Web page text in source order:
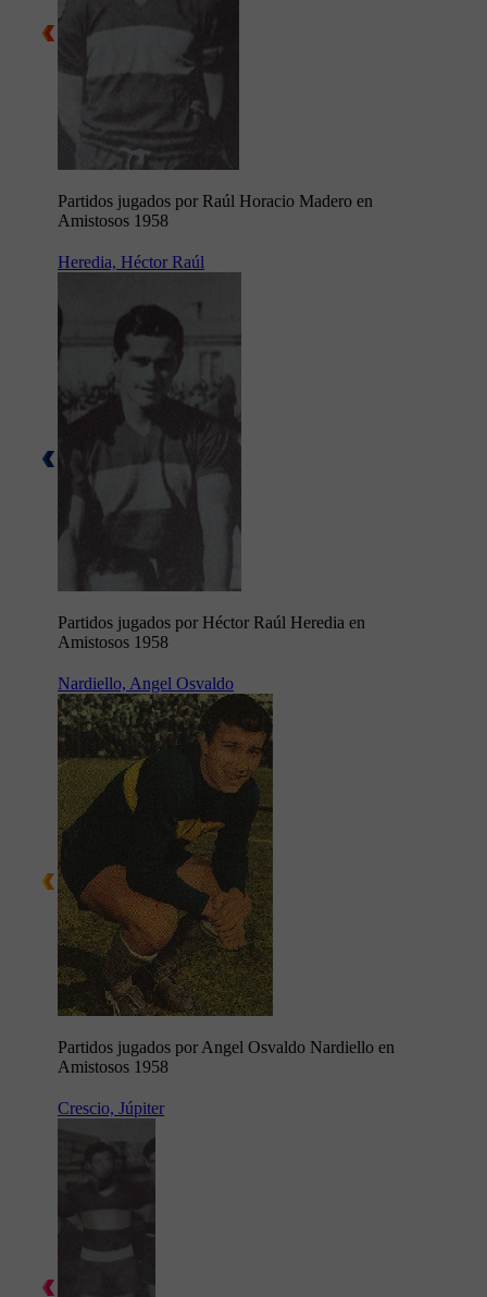
Partidos jugados por Raúl Horacio Madero en
Amistosos 1958
Heredia, Héctor Raúl
Partidos jugados por Héctor Raúl Heredia en
Amistosos 1958
Nardiello, Angel Osvaldo
Partidos jugados por Angel Osvaldo Nardiello en
Amistosos 1958
Crescio, Júpiter